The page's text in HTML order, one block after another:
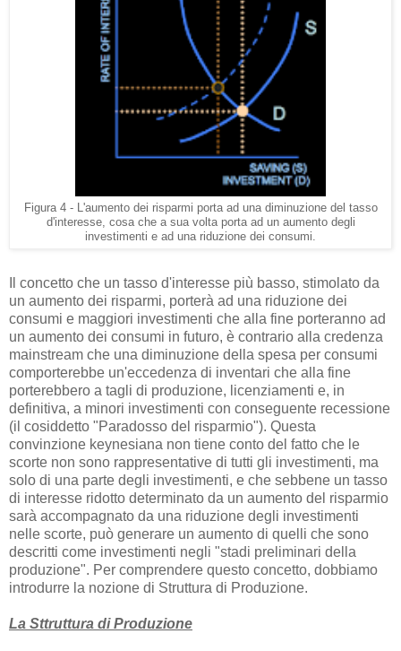
Figura 4 - L'aumento dei risparmi porta ad una diminuzione del tasso
d'interesse, cosa che a sua volta porta ad un aumento degli
investimenti e ad una riduzione dei consumi.
Il concetto che un tasso d'interesse più basso, stimolato da
un aumento dei risparmi, porterà ad una riduzione dei
consumi e maggiori investimenti che alla fine porteranno ad
un aumento dei consumi in futuro, è contrario alla credenza
mainstream che una diminuzione della spesa per consumi
comporterebbe un'eccedenza di inventari che alla fine
porterebbero a tagli di produzione, licenziamenti e, in
definitiva, a minori investimenti con conseguente recessione
(il cosiddetto "Paradosso del risparmio"). Questa
convinzione keynesiana non tiene conto del fatto che le
scorte non sono rappresentative di tutti gli investimenti, ma
solo di una parte degli investimenti, e che sebbene un tasso
di interesse ridotto determinato da un aumento del risparmio
sarà accompagnato da una riduzione degli investimenti
nelle scorte, può generare un aumento di quelli che sono
descritti come investimenti negli "stadi preliminari della
produzione". Per comprendere questo concetto, dobbiamo
introdurre la nozione di Struttura di Produzione.
La Sttruttura di Produzione